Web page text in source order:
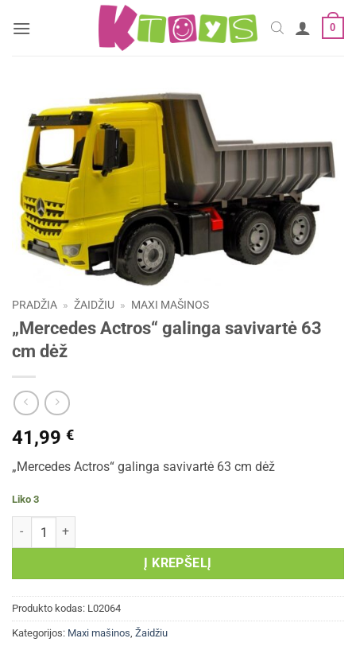
0
PRADŽIA » ŽAIDŽIU » MAXI MAŠINOS
„Mercedes Actros“ galinga savivartė 63
cm dėž
41,99 €
„Mercedes Actros“ galinga savivartė 63 cm dėž
Liko 3
produkto kiekis: „Mercedes Actros“ galinga savivartė 63 cm dėž
Į KREPŠELĮ
Produkto kodas: L02064
Kategorijos: Maxi mašinos Žaidžiu